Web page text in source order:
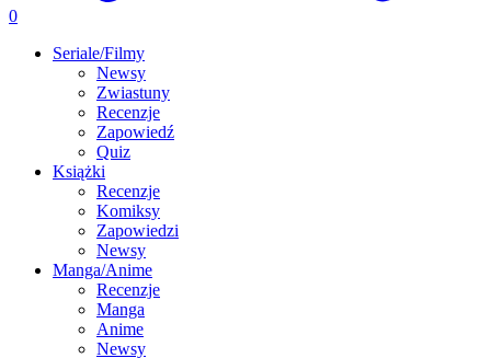
0
Seriale/Filmy
Newsy
Zwiastuny
Recenzje
Zapowiedź
Quiz
Książki
Recenzje
Komiksy
Zapowiedzi
Newsy
Manga/Anime
Recenzje
Manga
Anime
Newsy